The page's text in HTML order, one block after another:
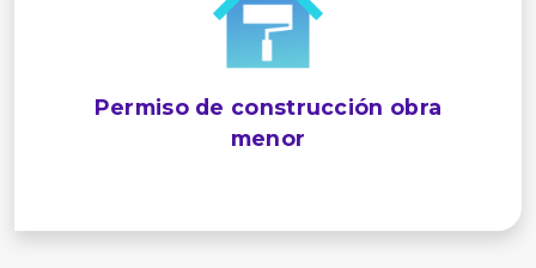
Permiso de construcción obra
menor